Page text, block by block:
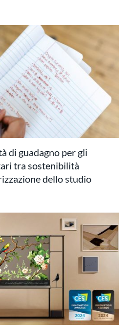
di guadagno per gli
tra sostenibilità
dello studio